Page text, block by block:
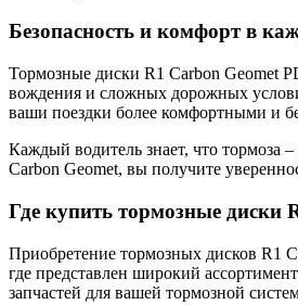
Безопасность и комфорт в
Тормозные диски R1 Carbon Geomet
вождения и сложных дорожных
ваши поездки более комфортными и
Каждый водитель знает, что тормоза
Carbon Geomet, вы получите
Где купить тормозные диски
Приобретение тормозных дисков R1
где представлен широкий
запчастей для вашей тормозной